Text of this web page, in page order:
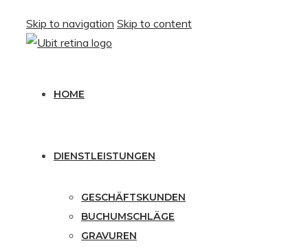
Skip to navigation Skip to content
HOME
DIENSTLEISTUNGEN
GESCHÄFTSKUNDEN
BUCHUMSCHLÄGE
GRAVUREN